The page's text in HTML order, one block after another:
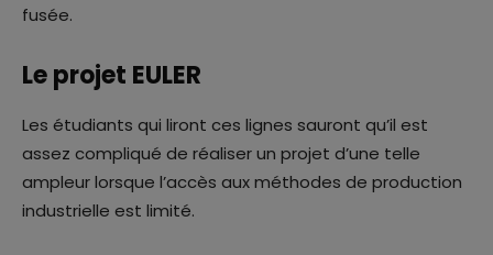
fusée.
Le projet EULER
Les étudiants qui liront ces lignes sauront qu’il est
assez compliqué de réaliser un projet d’une telle
ampleur lorsque l’accès aux méthodes de production
industrielle est limité.